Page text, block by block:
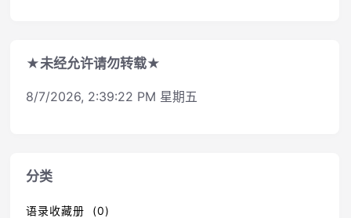
★未经允许请勿转载★
8/7/2026, 2:39:23 PM 星期五
分类
语录收藏册 (0)